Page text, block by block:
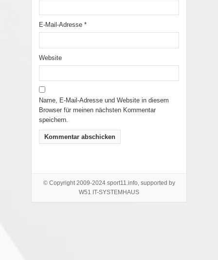
E-Mail-Adresse *
Website
Name, E-Mail-Adresse und Website in diesem
Browser für meinen nächsten Kommentar
speichern.
© Copyright 2009-2024 sport11.info, supported by
W51 IT-SYSTEMHAUS